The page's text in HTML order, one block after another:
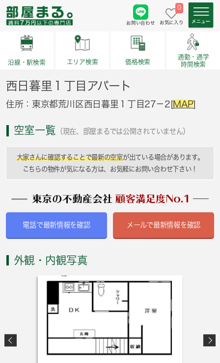
お問い合わせ
0
お気に入り
沿線・駅検索 エリア検索 価格検索
通勤・通学
時間検索
西日暮里１丁目アパート
住所：東京都荒川区西日暮里１丁目27－2[MAP]
空室一覧 （現在、部屋まるでは公開されていません）
大家さんに確認することで最新の空室が出ている場合があります。
こちらの物件が気になる方は、お気軽にお問い合わせ下さい！
電話で最新情報を確認 メールで最新情報を確認
外観・内観写真